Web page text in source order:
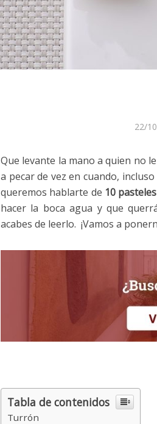
22/
Que levante la mano a quien no
a pecar de vez en cuando,
queremos hablarte de 10
hacer la boca agua y que
acabes de leerlo. ¡Vamos a
Tabla de contenidos
Turrón